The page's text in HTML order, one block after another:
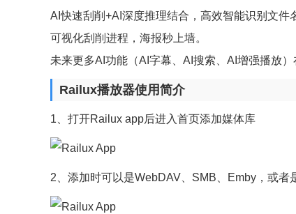
AI快速刮削+AI深度推理结合，高效智能识别文件
可视化刮削进程，海报秒上墙。
未来更多AI功能（AI字幕、AI搜索、AI增强播放）
Railux播放器使用简介
1、打开Railux app后进入首页添加媒体库
2、添加时可以是WebDAV、SMB、Emby，或者